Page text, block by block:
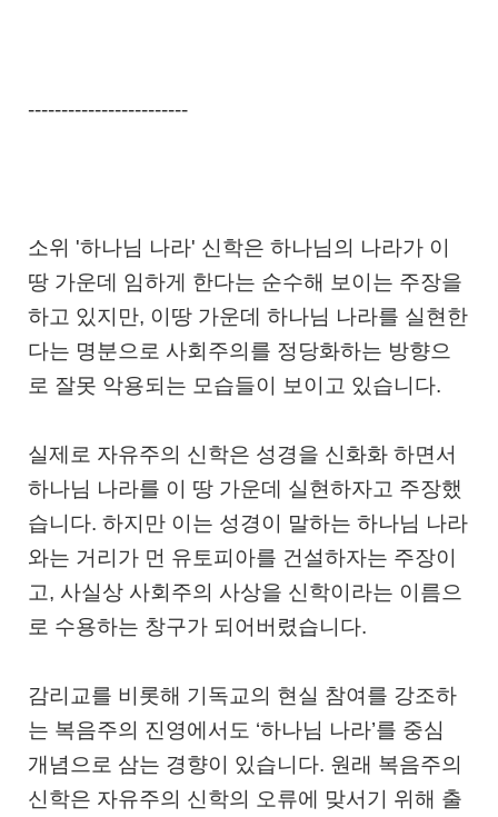
------------------------
소위 '하나님 나라' 신학은 하나님의 나라가 이
땅 가운데 임하게 한다는 순수해 보이는 주장을
하고 있지만, 이땅 가운데 하나님 나라를 실현한
다는 명분으로 사회주의를 정당화하는 방향으
로 잘못 악용되는 모습들이 보이고 있습니다.
실제로 자유주의 신학은 성경을 신화화 하면서
하나님 나라를 이 땅 가운데 실현하자고 주장했
습니다. 하지만 이는 성경이 말하는 하나님 나라
와는 거리가 먼 유토피아를 건설하자는 주장이
고, 사실상 사회주의 사상을 신학이라는 이름으
로 수용하는 창구가 되어버렸습니다.
감리교를 비롯해 기독교의 현실 참여를 강조하
는 복음주의 진영에서도 ‘하나님 나라’를 중심
개념으로 삼는 경향이 있습니다. 원래 복음주의
신학은 자유주의 신학의 오류에 맞서기 위해 출